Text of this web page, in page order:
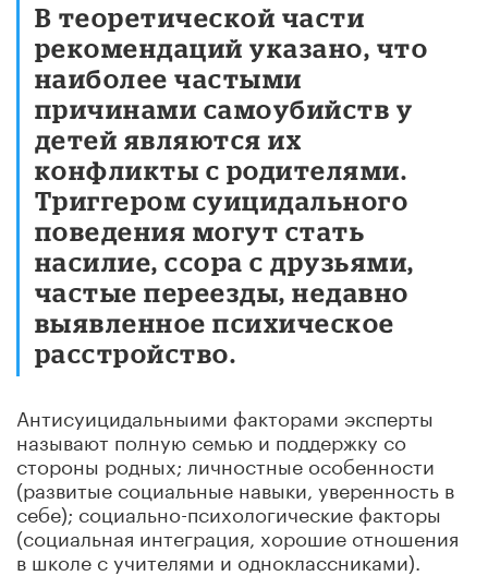
В теоретической части
рекомендаций указано, что
наиболее частыми
причинами самоубийств у
детей являются их
конфликты с родителями.
Триггером суицидального
поведения могут стать
насилие, ссора с друзьями,
частые переезды, недавно
выявленное психическое
расстройство.
Антисуицидальныими факторами эксперты
называют полную семью и поддержку со
стороны родных; личностные особенности
(развитые социальные навыки, уверенность в
себе); социально-психологические факторы
(социальная интеграция, хорошие отношения
в школе с учителями и одноклассниками).